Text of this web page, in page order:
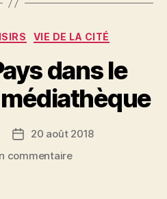
Catégories
VIE DE LA CITÉ
dans le
Date20 août 2018
commentairesur